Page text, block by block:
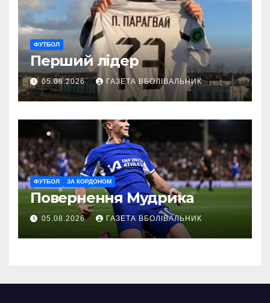
ФУТБОЛ
Перший лідер
05.08.2026 ГАЗЕТА ВБОЛІВАЛЬНИК
ФУТБОЛ ЗА КОРДОНОМ
Повернення Мудрика
05.08.2026 ГАЗЕТА ВБОЛІВАЛЬНИК